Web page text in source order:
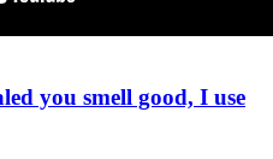
you smell good, I use